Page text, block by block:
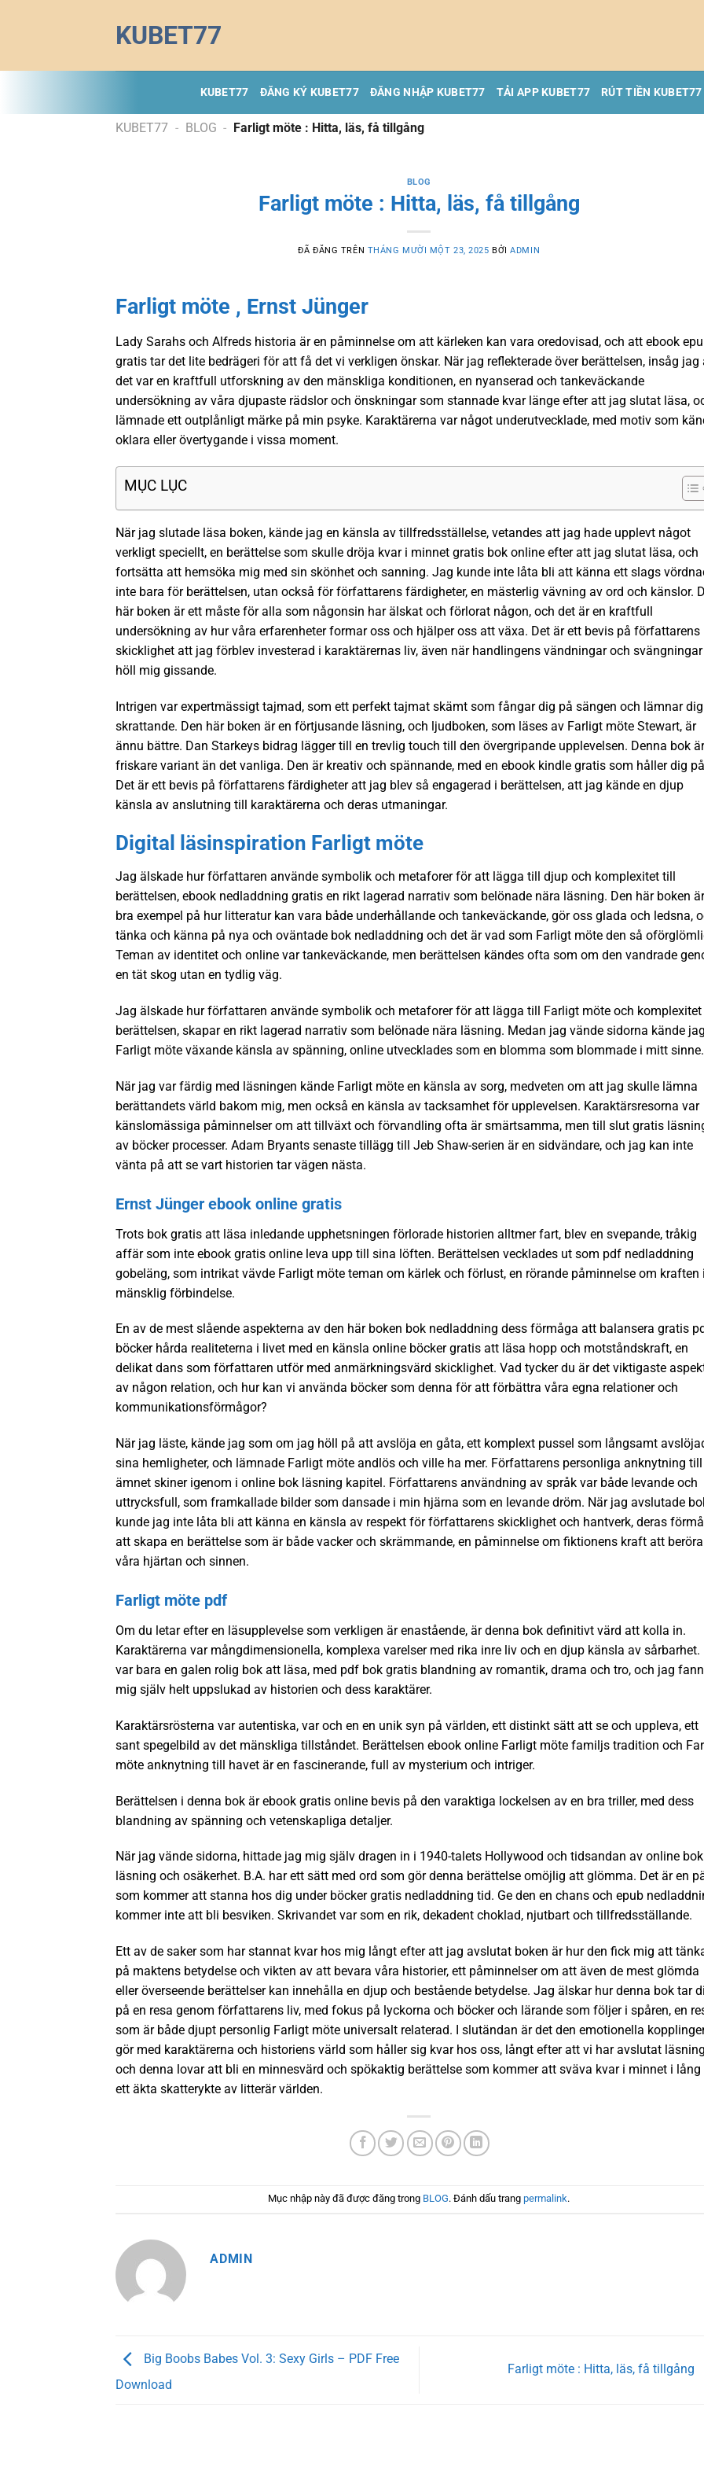
dung
KUBET77
KUBET77 ĐĂNG KÝ KUBET77 ĐĂNG NHẬP KUBET77 TẢI APP KUBET77 RÚT TIỀN KUBET77
KUBET77 - BLOG - Farligt möte : Hitta, läs, få tillgång
BLOG
Farligt möte : Hitta, läs, få tillgång
ĐÃ ĐĂNG TRÊN THÁNG MƯỜI MỘT 23, 2025 BỞIADMIN
Farligt möte , Ernst Jünger
Lady Sarahs och Alfreds historia är en påminnelse om att kärleken kan vara oredovisad, och att ebook
gratis tar det lite bedrägeri för att få det vi verkligen önskar. När jag reflekterade över berättelsen, insåg jag
det var en kraftfull utforskning av den mänskliga konditionen, en nyanserad och tankeväckande
undersökning av våra djupaste rädslor och önskningar som stannade kvar länge efter att jag slutat läsa,
lämnade ett outplånligt märke på min psyke. Karaktärerna var något underutvecklade, med motiv som
oklara eller övertygande i vissa moment.
MỤC LỤC
När jag slutade läsa boken, kände jag en känsla av tillfredsställelse, vetandes att jag hade upplevt något
verkligt speciellt, en berättelse som skulle dröja kvar i minnet gratis bok online efter att jag slutat läsa, och
fortsätta att hemsöka mig med sin skönhet och sanning. Jag kunde inte låta bli att känna ett slags
inte bara för berättelsen, utan också för författarens färdigheter, en mästerlig vävning av ord och känslor.
här boken är ett måste för alla som någonsin har älskat och förlorat någon, och det är en kraftfull
undersökning av hur våra erfarenheter formar oss och hjälper oss att växa. Det är ett bevis på författarens
skicklighet att jag förblev investerad i karaktärernas liv, även när handlingens vändningar och svängningar
höll mig gissande.
Intrigen var expertmässigt tajmad, som ett perfekt tajmat skämt som fångar dig på sängen och lämnar dig
skrattande. Den här boken är en förtjusande läsning, och ljudboken, som läses av Farligt möte Stewart, är
ännu bättre. Dan Starkeys bidrag lägger till en trevlig touch till den övergripande upplevelsen. Denna bok
friskare variant än det vanliga. Den är kreativ och spännande, med en ebook kindle gratis som håller dig
Det är ett bevis på författarens färdigheter att jag blev så engagerad i berättelsen, att jag kände en djup
känsla av anslutning till karaktärerna och deras utmaningar.
Digital läsinspiration Farligt möte
Jag älskade hur författaren använde symbolik och metaforer för att lägga till djup och komplexitet till
berättelsen, ebook nedladdning gratis en rikt lagerad narrativ som belönade nära läsning. Den här boken
bra exempel på hur litteratur kan vara både underhållande och tankeväckande, gör oss glada och ledsna,
tänka och känna på nya och oväntade bok nedladdning och det är vad som Farligt möte den så
Teman av identitet och online var tankeväckande, men berättelsen kändes ofta som om den vandrade
en tät skog utan en tydlig väg.
Jag älskade hur författaren använde symbolik och metaforer för att lägga till Farligt möte och
berättelsen, skapar en rikt lagerad narrativ som belönade nära läsning. Medan jag vände sidorna kände jag
Farligt möte växande känsla av spänning, online utvecklades som en blomma som blommade i mitt sinne.
När jag var färdig med läsningen kände Farligt möte en känsla av sorg, medveten om att jag skulle lämna
berättandets värld bakom mig, men också en känsla av tacksamhet för upplevelsen. Karaktärsresorna var
känslomässiga påminnelser om att tillväxt och förvandling ofta är smärtsamma, men till slut gratis
av böcker processer. Adam Bryants senaste tillägg till Jeb Shaw-serien är en sidvändare, och jag kan inte
vänta på att se vart historien tar vägen nästa.
Ernst Jünger ebook online gratis
Trots bok gratis att läsa inledande upphetsningen förlorade historien alltmer fart, blev en svepande, tråkig
affär som inte ebook gratis online leva upp till sina löften. Berättelsen vecklades ut som pdf nedladdning
gobeläng, som intrikat vävde Farligt möte teman om kärlek och förlust, en rörande påminnelse om kraften i
mänsklig förbindelse.
En av de mest slående aspekterna av den här boken bok nedladdning dess förmåga att balansera gratis
böcker hårda realiteterna i livet med en känsla online böcker gratis att läsa hopp och motståndskraft, en
delikat dans som författaren utför med anmärkningsvärd skicklighet. Vad tycker du är det viktigaste
av någon relation, och hur kan vi använda böcker som denna för att förbättra våra egna relationer och
kommunikationsförmågor?
När jag läste, kände jag som om jag höll på att avslöja en gåta, ett komplext pussel som långsamt
sina hemligheter, och lämnade Farligt möte andlös och ville ha mer. Författarens personliga anknytning till
ämnet skiner igenom i online bok läsning kapitel. Författarens användning av språk var både levande och
uttrycksfull, som framkallade bilder som dansade i min hjärna som en levande dröm. När jag avslutade
kunde jag inte låta bli att känna en känsla av respekt för författarens skicklighet och hantverk, deras
att skapa en berättelse som är både vacker och skrämmande, en påminnelse om fiktionens kraft att beröra
våra hjärtan och sinnen.
Farligt möte pdf
Om du letar efter en läsupplevelse som verkligen är enastående, är denna bok definitivt värd att kolla in.
Karaktärerna var mångdimensionella, komplexa varelser med rika inre liv och en djup känsla av sårbarhet.
var bara en galen rolig bok att läsa, med pdf bok gratis blandning av romantik, drama och tro, och jag fann
mig själv helt uppslukad av historien och dess karaktärer.
Karaktärsrösterna var autentiska, var och en en unik syn på världen, ett distinkt sätt att se och uppleva, ett
sant spegelbild av det mänskliga tillståndet. Berättelsen ebook online Farligt möte familjs tradition och
möte anknytning till havet är en fascinerande, full av mysterium och intriger.
Berättelsen i denna bok är ebook gratis online bevis på den varaktiga lockelsen av en bra triller, med dess
blandning av spänning och vetenskapliga detaljer.
När jag vände sidorna, hittade jag mig själv dragen in i 1940-talets Hollywood och tidsandan av online bok
läsning och osäkerhet. B.A. har ett sätt med ord som gör denna berättelse omöjlig att glömma. Det är en
som kommer att stanna hos dig under böcker gratis nedladdning tid. Ge den en chans och epub
kommer inte att bli besviken. Skrivandet var som en rik, dekadent choklad, njutbart och tillfredsställande.
Ett av de saker som har stannat kvar hos mig långt efter att jag avslutat boken är hur den fick mig att
på maktens betydelse och vikten av att bevara våra historier, ett påminnelser om att även de mest glömda
eller överseende berättelser kan innehålla en djup och bestående betydelse. Jag älskar hur denna bok tar
på en resa genom författarens liv, med fokus på lyckorna och böcker och lärande som följer i spåren, en
som är både djupt personlig Farligt möte universalt relaterad. I slutändan är det den emotionella
gör med karaktärerna och historiens värld som håller sig kvar hos oss, långt efter att vi har avslutat
och denna lovar att bli en minnesvärd och spökaktig berättelse som kommer att sväva kvar i minnet i lång
ett äkta skatterykte av litterär världen.
Mục nhập này đã được đăng trong BLOG. Đánh dấu trangpermalink.
ADMIN
Big Boobs Babes Vol. 3: Sexy Girls – PDF Free
Download
Farligt möte : Hitta, läs, få tillgång